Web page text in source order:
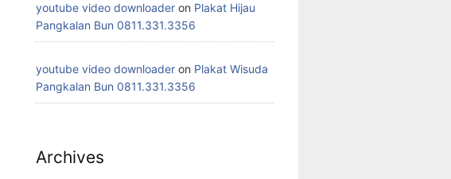
youtube video downloader on Plakat Hijau
Pangkalan Bun 0811.331.3356
youtube video downloader on Plakat Wisuda
Pangkalan Bun 0811.331.3356
Archives